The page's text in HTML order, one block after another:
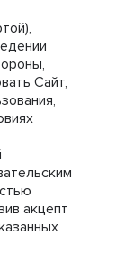
Сайт,
акцепт